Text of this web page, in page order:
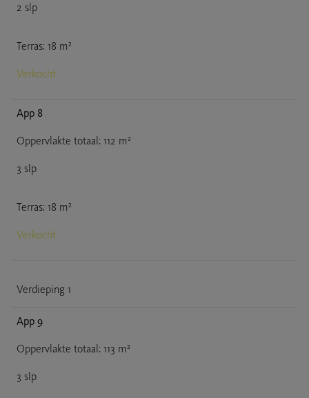
2 slp
Terras: 18 m²
Verkocht
App 8
Oppervlakte totaal : 112 m²
3 slp
Terras: 18 m²
Verkocht
Verdieping 1
App 9
Oppervlakte totaal : 113 m²
3 slp